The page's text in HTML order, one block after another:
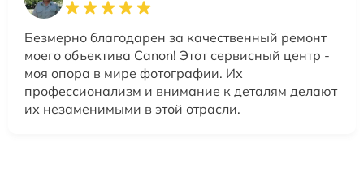
Безмерно благодарен за качественный ремонт
моего объектива Canon! Этот сервисный центр -
моя опора в мире фотографии. Их
профессионализм и внимание к деталям делают
их незаменимыми в этой отрасли.